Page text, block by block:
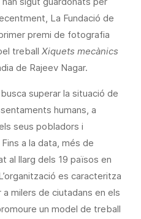
La Fundació de
premi de fotografia
treball Xiquets mecànics
de Rajeev Nagar.
superar la situació de
humans, a
seus pobladors i
a la data, més de
al llarg dels 19 països en
es caracteritza
milers de ciutadans en els
un model de treball